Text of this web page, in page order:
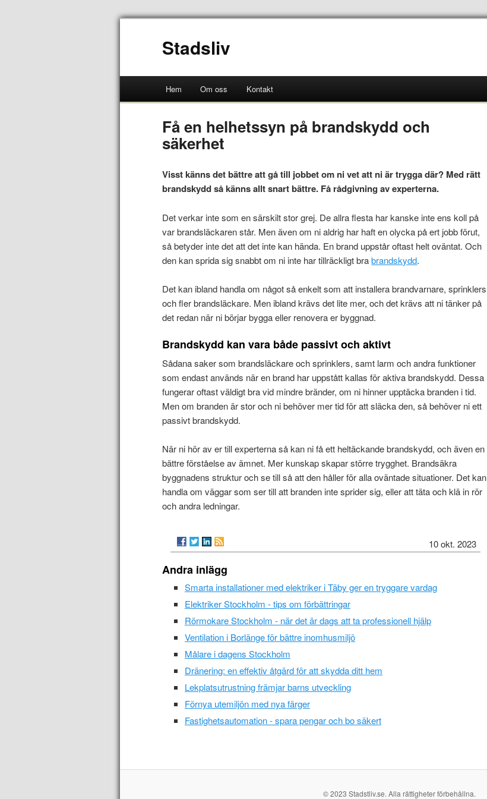
Stadsliv
Hem Om oss Kontakt
Få en helhetssyn på brandskydd och
säkerhet
Visst känns det bättre att gå till jobbet om ni vet att ni är trygga där? Med rätt
brandskydd så känns allt snart bättre. Få rådgivning av experterna.
Det verkar inte som en särskilt stor grej. De allra flesta har kanske inte ens koll på
var brandsläckaren står. Men även om ni aldrig har haft en olycka på ert jobb förut,
så betyder inte det att det inte kan hända. En brand uppstår oftast helt oväntat. Och
den kan sprida sig snabbt om ni inte har tillräckligt brabrandskydd.
Det kan ibland handla om något så enkelt som att installera brandvarnare, sprinklers
och fler brandsläckare. Men ibland krävs det lite mer, och det krävs att ni tänker på
det redan när ni börjar bygga eller renovera er byggnad.
Brandskydd kan vara både passivt och aktivt
Sådana saker som brandsläckare och sprinklers, samt larm och andra funktioner
som endast används när en brand har uppstått kallas för aktiva brandskydd. Dessa
fungerar oftast väldigt bra vid mindre bränder, om ni hinner upptäcka branden i tid.
Men om branden är stor och ni behöver mer tid för att släcka den, så behöver ni ett
passivt brandskydd.
När ni hör av er till experterna så kan ni få ett heltäckande brandskydd, och även en
bättre förståelse av ämnet. Mer kunskap skapar större trygghet. Brandsäkra
byggnadens struktur och se till så att den håller för alla oväntade situationer. Det kan
handla om väggar som ser till att branden inte sprider sig, eller att täta och klä in rör
och andra ledningar.
10 okt. 2023
Andra inlägg
Smarta installationer med elektriker i Täby ger en tryggare vardag
Elektriker Stockholm - tips om förbättringar
Rörmokare Stockholm - när det är dags att ta professionell hjälp
Ventilation i Borlänge för bättre inomhusmiljö
Målare i dagens Stockholm
Dränering: en effektiv åtgärd för att skydda ditt hem
Lekplatsutrustning främjar barns utveckling
Förnya utemiljön med nya färger
Fastighetsautomation - spara pengar och bo säkert
© 2023 Stadstliv.se. Alla rättigheter förbehållna.